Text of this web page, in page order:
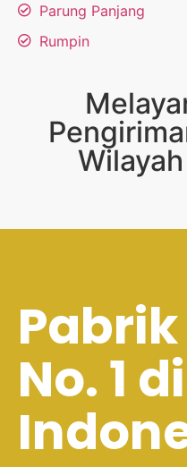
Parung Panjang
Rumpin
No. 1 di